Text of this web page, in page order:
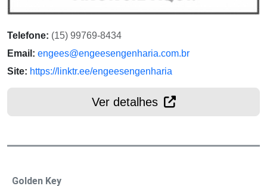
Telefone: (15) 99769-8434
Email: engees@engeesengenharia.com.br
Site: https://linktr.ee/engeesengenharia
Ver detalhes
Golden Key